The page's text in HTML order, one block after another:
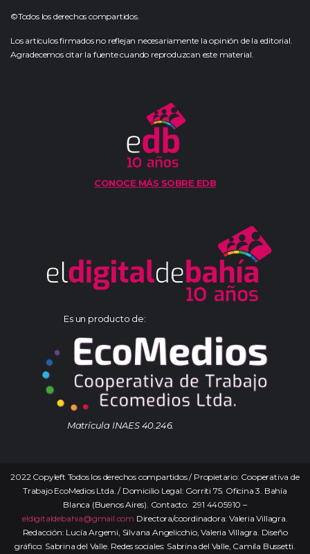
©Todos los derechos compartidos.
Los artículos firmados no reflejan necesariamente la opinión de la editorial.
Agradecemos citar la fuente cuando reproduzcan este material.
CONOCE MÁS SOBRE EDB
Es un producto de:
Matrícula INAES 40.246.
2022 Copyleft Todos los derechos compartidos / Propietario: Cooperativa de
Trabajo EcoMedios Ltda. / Domicilio Legal: Gorriti 75. Oficina 3. Bahía
Blanca (Buenos Aires). Contacto: 291 4405910 –
eldigitaldebahia@gmail.com Directora/coordinadora: Valeria Villagra.
Redacción: Lucía Argemi, Silvana Angelicchio, Valeria Villagra. Diseño
gráfico: Sabrina del Valle. Redes sociales: Sabrina del Valle, Camila Bussetti.